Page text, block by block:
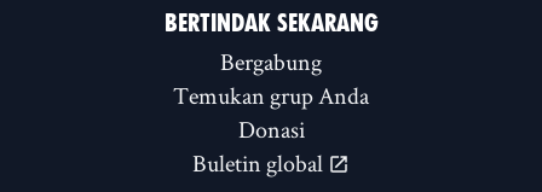
BERTINDAK SEKARANG
Bergabung
Temukan grup Anda
Donasi
Buletin global